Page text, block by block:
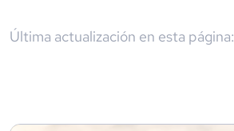
Última actualización en esta página: